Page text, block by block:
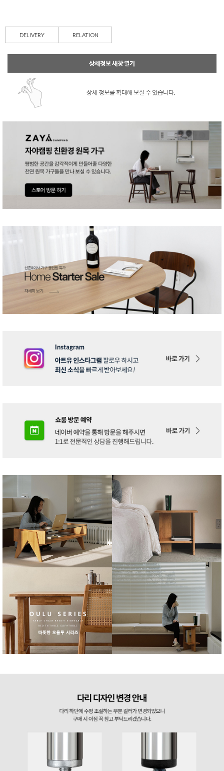
DELIVERY RELATION
상세정보 새창 열기
상세 정보를 확대해 보실 수 있습니다.